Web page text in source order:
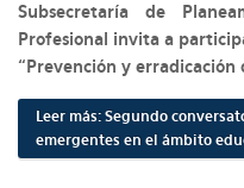
Subsecretaría de
Profesional invita a
“Prevención y erradicación
Leer más: Segundo
emergentes en el ámbito